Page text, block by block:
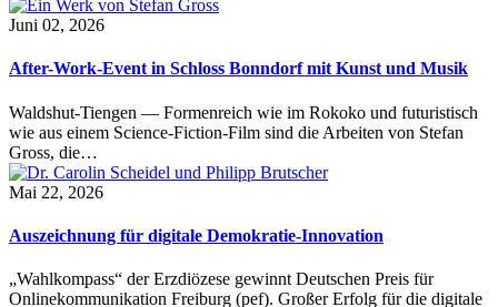
Juni 02, 2026
After-Work-Event in Schloss Bonndorf mit Kunst und Musik
Waldshut-Tiengen — Formenreich wie im Rokoko und futuristisch
wie aus einem Science-Fiction-Film sind die Arbeiten von Stefan
Gross, die…
Mai 22, 2026
Auszeichnung für digitale Demokratie-Innovation
„Wahlkompass“ der Erzdiözese gewinnt Deutschen Preis für
Onlinekommunikation Freiburg (pef). Großer Erfolg für die digitale